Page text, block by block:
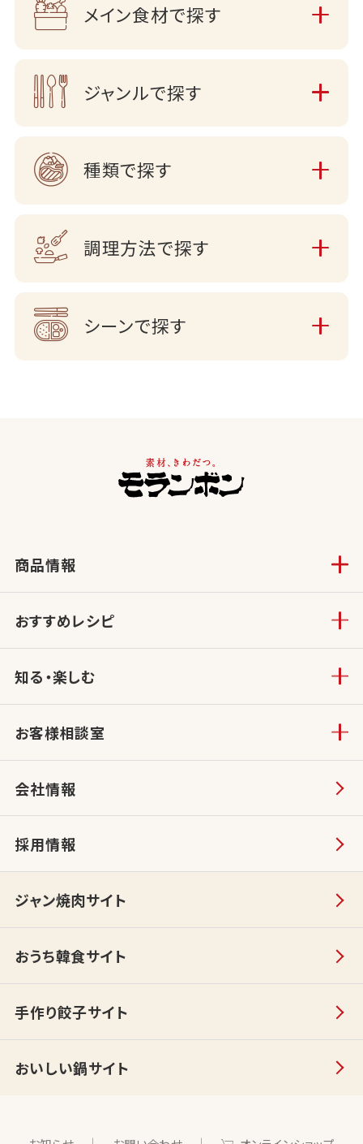
メイン食材で探す
ジャンルで探す
種類で探す
調理方法で探す
シーンで探す
商品情報
おすすめレシピ
知る・楽しむ
お客様相談室
会社情報
採用情報
ジャン焼肉サイト
おうち韓食サイト
手作り餃子サイト
おいしい鍋サイト